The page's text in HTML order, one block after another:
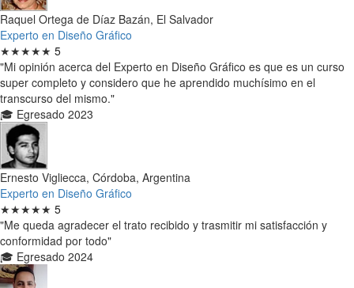
Raquel Ortega de Díaz Bazán, El Salvador
Experto en Diseño Gráfico
★★★★★ 5
"Mi opinión acerca del Experto en Diseño Gráfico es que es un curso
super completo y considero que he aprendido muchísimo en el
transcurso del mismo."
🎓 Egresado 2023
Ernesto Vigliecca, Córdoba, Argentina
Experto en Diseño Gráfico
★★★★★ 5
"Me queda agradecer el trato recibido y trasmitir mi satisfacción y
conformidad por todo"
🎓 Egresado 2024